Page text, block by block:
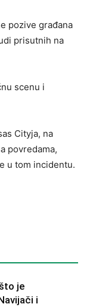
pozive građana
prisutnih na
scenu i
Cityja, na
povredama,
u tom incidentu.
je
i